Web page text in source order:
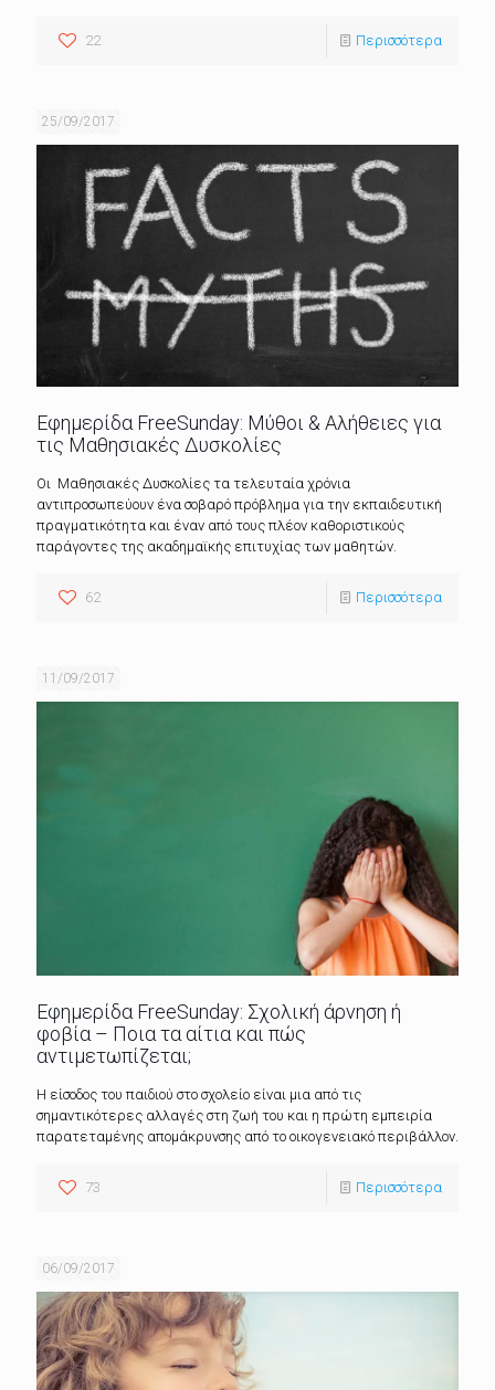
22 Περισσότερα
25/09/2017
Εφημερίδα FreeSunday: Μύθοι & Αλήθειες για
τις Μαθησιακές Δυσκολίες
Οι Μαθησιακές Δυσκολίες τα τελευταία χρόνια
αντιπροσωπεύουν ένα σοβαρό πρόβλημα για την εκπαιδευτική
πραγματικότητα και έναν από τους πλέον καθοριστικούς
παράγοντες της ακαδημαϊκής επιτυχίας των μαθητών.
62 Περισσότερα
11/09/2017
Εφημερίδα FreeSunday: Σχολική άρνηση ή
φοβία – Ποια τα αίτια και πώς
αντιμετωπίζεται;
Η είσοδος του παιδιού στο σχολείο είναι μια από τις
σημαντικότερες αλλαγές στη ζωή του και η πρώτη εμπειρία
παρατεταμένης απομάκρυνσης από το οικογενειακό περιβάλλον.
73 Περισσότερα
06/09/2017